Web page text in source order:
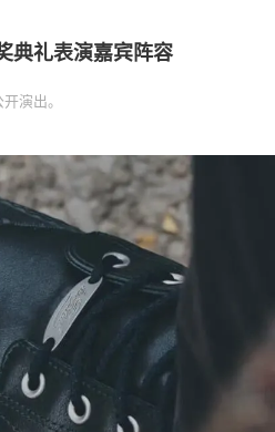
典礼表演嘉宾阵容
演出。